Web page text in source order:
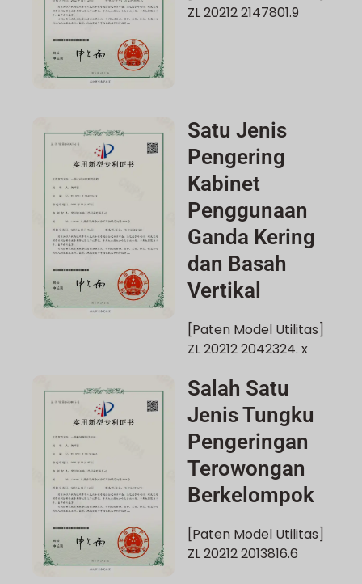
ZL 20212 2147801.9
Satu Jenis
Pengering
Kabinet
Penggunaan
Ganda Kering
dan Basah
Vertikal
[Paten Model Utilitas]
ZL 20212 2042324. x
Salah Satu
Jenis Tungku
Pengeringan
Terowongan
Berkelompok
[Paten Model Utilitas]
ZL 20212 2013816.6